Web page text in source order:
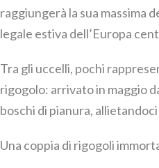
raggiungerà la sua massima
legale estiva dell’Europa
Tra gli uccelli, pochi
rigogolo: arrivato in maggio
boschi di pianura,
Una coppia di rigogoli